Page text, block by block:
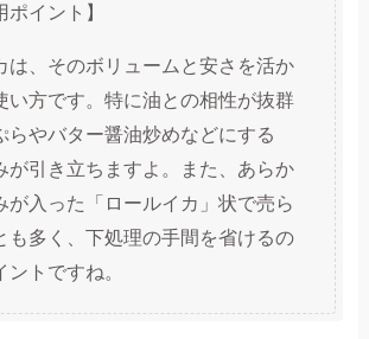
ポイント】
は、そのボリュームと安さを活か
い方です。特に油との相性が抜群
らやバター醤油炒めなどにする
が引き立ちますよ。また、あらか
が入った「ロールイカ」状で売ら
も多く、下処理の手間を省けるの
ントですね。